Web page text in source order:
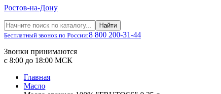
Ростов-на-Дону
Найти
Бесплатный звонок по России:8 800 200-31-44
Звонки принимаются
с 8:00 до 18:00 МСК
Главная
Масло